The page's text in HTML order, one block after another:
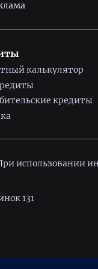
калькулятор
кредиты
использовании
131